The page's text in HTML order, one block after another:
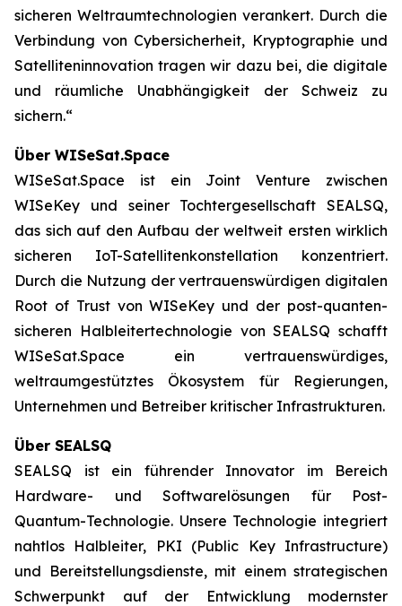
sicheren Weltraumtechnologien verankert. Durch die
Verbindung von Cybersicherheit, Kryptographie und
Satelliteninnovation tragen wir dazu bei, die digitale
und räumliche Unabhängigkeit der Schweiz zu
sichern.“
Über WISeSat.Space
WISeSat.Space ist ein Joint Venture zwischen
WISeKey und seiner Tochtergesellschaft SEALSQ,
das sich auf den Aufbau der weltweit ersten wirklich
sicheren IoT-Satellitenkonstellation konzentriert.
Durch die Nutzung der vertrauenswürdigen digitalen
Root of Trust von WISeKey und der post-quanten-
sicheren Halbleitertechnologie von SEALSQ schafft
WISeSat.Space ein vertrauenswürdiges,
weltraumgestütztes Ökosystem für Regierungen,
Unternehmen und Betreiber kritischer Infrastrukturen.
Über SEALSQ
SEALSQ ist ein führender Innovator im Bereich
Hardware- und Softwarelösungen für Post-
Quantum-Technologie. Unsere Technologie integriert
nahtlos Halbleiter, PKI (Public Key Infrastructure)
und Bereitstellungsdienste, mit einem strategischen
Schwerpunkt auf der Entwicklung modernster